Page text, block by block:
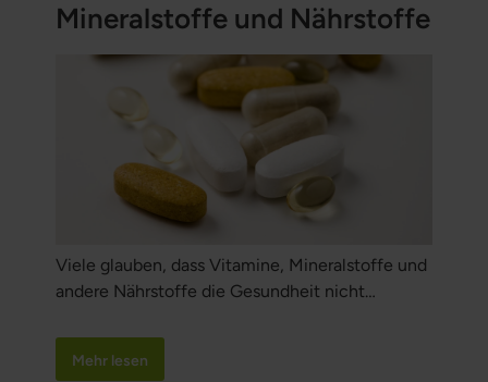
Mineralstoffe und Nährstoffe
Viele glauben, dass Vitamine, Mineralstoffe und
andere Nährstoffe die Gesundheit nicht
nachstehenden zugelassenen
gesundheitsbezogenen Angaben basieren auf
Mehr lesen